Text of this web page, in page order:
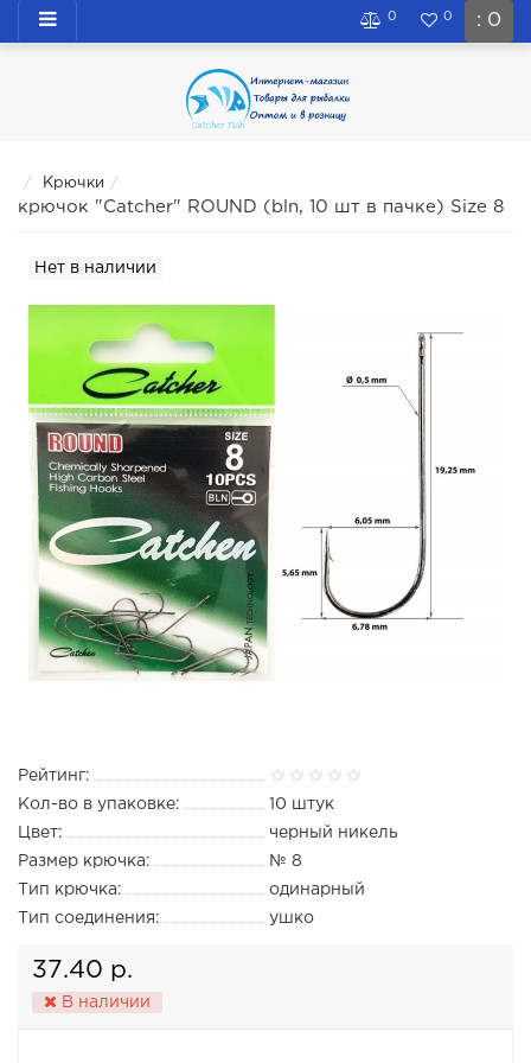
: 0
0 0
Крючки
крючок "Catcher" ROUND (bln, 10 шт в пачке) Size 8
Нет в наличии
Рейтинг:
Кол-во в упаковке:
10 штук
Цвет:
черный никель
Размер крючка:
№ 8
Тип крючка:
одинарный
Тип соединения:
ушко
37.40 р.
В наличии